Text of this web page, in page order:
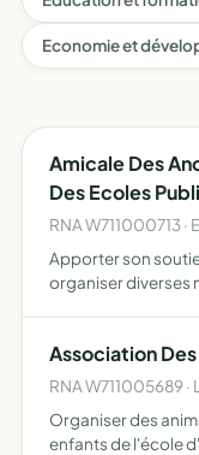
Economie et
Amicale Des
Des Ecoles
RNA W711000713
Apporter son
organiser diverses
Association
RNA W711005689
Organiser des
enfants de l'école